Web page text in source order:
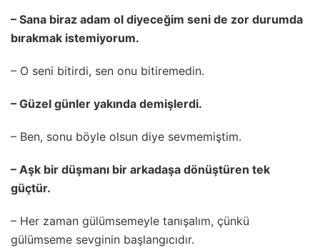
– Sana biraz adam ol diyeceğim seni de zor durumda
bırakmak istemiyorum.
– O seni bitirdi, sen onu bitiremedin.
– Güzel günler yakında demişlerdi.
– Ben, sonu böyle olsun diye sevmemiştim.
– Aşk bir düşmanı bir arkadaşa dönüştüren tek
güçtür.
– Her zaman gülümsemeyle tanışalım, çünkü
gülümseme sevginin başlangıcıdır.